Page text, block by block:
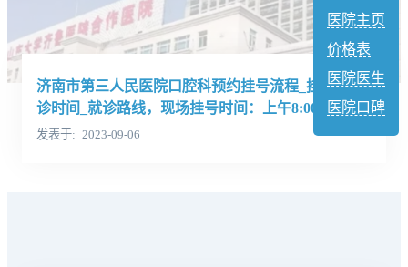
医院主页
价格表
医院医生
医院口碑
济南市第三人民医院口腔科预约挂号流程_挂号及门
诊时间_就诊路线，现场挂号时间：上午8:00-11:30；
下午13:30-17:00，周六、日照常
发表于 2023-09-06